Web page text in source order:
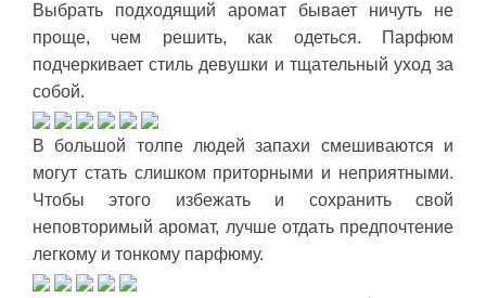
Выбрать подходящий аромат бывает ничуть не
проще, чем решить, как одеться. Парфюм
подчеркивает стиль девушки и тщательный уход за
собой.
В большой толпе людей запахи смешиваются и
могут стать слишком приторными и неприятными.
Чтобы этого избежать и сохранить свой
неповторимый аромат, лучше отдать предпочтение
легкому и тонкому парфюму.